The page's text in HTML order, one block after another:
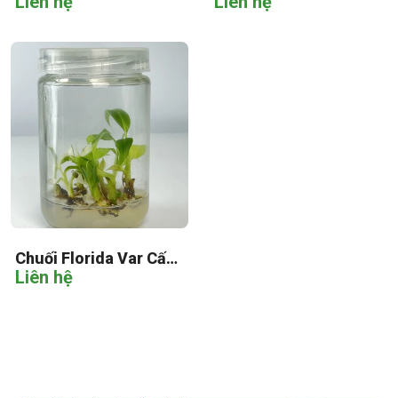
Chuối Florida Var Cấy
Mô
Liên hệ